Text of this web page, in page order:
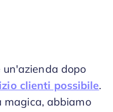
dopo
clienti possibile.
magica, abbiamo